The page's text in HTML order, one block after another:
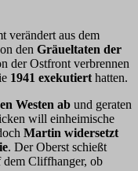
verändert aus dem
den Gräueltaten der
der Ostfront verbrennen
1941 exekutiert hatten.
Westen ab und geraten
will einheimische
Martin widersetzt
. Der Oberst schießt
dem Cliffhanger, ob